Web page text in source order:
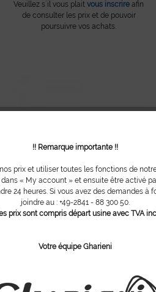
Veuillez s´il vous plaitvous inscrire afin
de consulter les prix et de pouvoir
poursuivre vos achats.
de consulter les prix et de pouvoir
!! Remarque importante !!
prix et utiliser toutes les fonctions de
« My account » et ensuite être activé
24 heures. Si vous avez des demandes à
joindre au : +49-2841 - 88 300 50.
prix sont compris départ usine avec TVA
Votre équipe Gharieni